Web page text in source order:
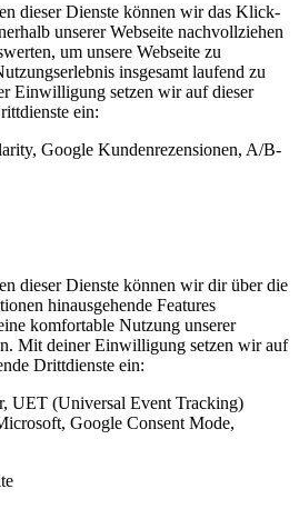
dieser Dienste können wir das Klick-
unserer Webseite nachvollziehen
um unsere Webseite zu
insgesamt laufend zu
Einwilligung setzen wir auf dieser
ein:
Google Kundenrezensionen, A/B-
dieser Dienste können wir dir über die
hinausgehende Features
komfortable Nutzung unserer
Mit deiner Einwilligung setzen wir auf
Drittdienste ein:
UET (Universal Event Tracking)
Google Consent Mode,